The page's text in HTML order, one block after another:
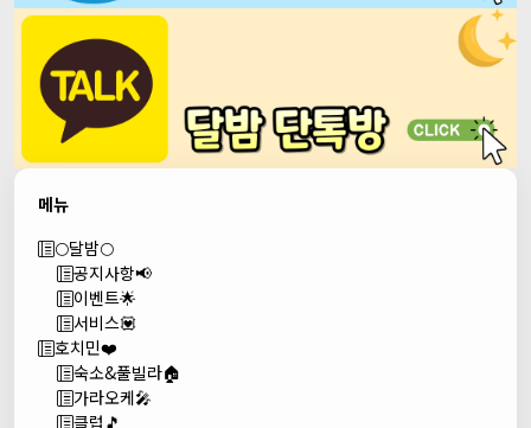
메뉴
🌕달밤🌕
공지사항📢
이벤트🌟
서비스💟
호치민❤️
숙소&풀빌라🏠
가라오케🎤
클럽🎵